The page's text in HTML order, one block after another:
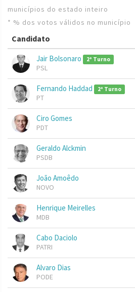
municípios do estado inteiro
* % dos votos válidos no município
Candidato
Jair Bolsonaro 2º Turno
PSL
Fernando Haddad 2º Turno
PT
Ciro Gomes
PDT
Geraldo Alckmin
PSDB
João Amoêdo
NOVO
Henrique Meirelles
MDB
Cabo Daciolo
PATRI
Alvaro Dias
PODE